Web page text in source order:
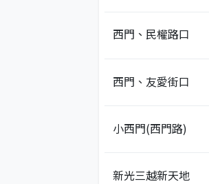
西門、民權路口
西門、友愛街口
小西門(西門路)
新光三越新天地